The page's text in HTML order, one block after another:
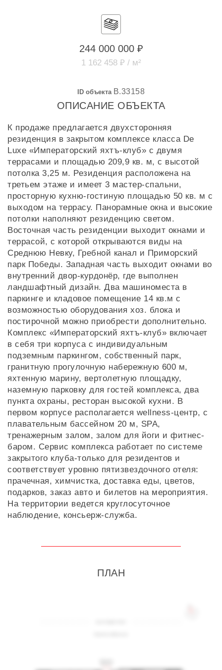
244 000 000 ₽
1 162 458 ₽ / м²
ID объекта B.33158
ОПИСАНИЕ ОБЪЕКТА
К продаже предлагается двухсторонняя
резиденция в закрытом комплексе класса De
Luxe «Императорский яхтъ-клуб» с двумя
террасами и площадью 209,9 кв. м, с высотой
потолка 3,25 м. Резиденция расположена на
третьем этаже и имеет 3 мастер-спальни,
просторную кухню-гостиную площадью 50 кв. м с
выходом на террасу. Панорамные окна и высокие
потолки наполняют резиденцию светом.
Восточная часть резиденции выходит окнами и
террасой, с которой открываются виды на
Среднюю Невку, Гребной канал и Приморский
парк Победы. Западная часть выходит окнами во
внутренний двор-курдонёр, где выполнен
ландшафтный дизайн. Два машиноместа в
паркинге и кладовое помещение 14 кв.м с
возможностью оборудования хоз. блока и
постирочной можно приобрести дополнительно.
Комплекс «Императорский яхтъ-клуб» включает
в себя три корпуса с индивидуальным
подземным паркингом, собственный парк,
гранитную прогулочную набережную 600 м,
яхтенную марину, вертолетную площадку,
наземную парковку для гостей комплекса, два
пункта охраны, ресторан высокой кухни. В
первом корпусе располагается wellness-центр, с
плавательным бассейном 20 м, SPA,
тренажерным залом, залом для йоги и фитнес-
баром. Сервис комплекса работает по системе
закрытого клуба-только для резидентов и
соответствует уровню пятизвездочного отеля:
прачечная, химчистка, доставка еды, цветов,
подарков, заказ авто и билетов на мероприятия.
На территории ведется круглосуточное
наблюдение, консьерж-служба.
ПЛАН